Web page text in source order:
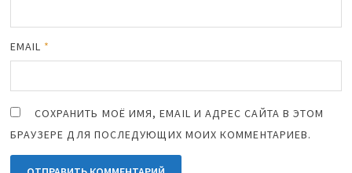
EMAIL *
СОХРАНИТЬ МОЁ ИМЯ, EMAIL И АДРЕС САЙТА В ЭТОМ
БРАУЗЕРЕ ДЛЯ ПОСЛЕДУЮЩИХ МОИХ КОММЕНТАРИЕВ.